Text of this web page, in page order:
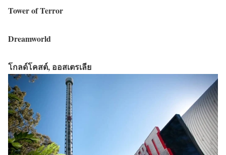
Tower of Terror
Dreamworld
โกลด์โคสต์, ออสเตรเลีย